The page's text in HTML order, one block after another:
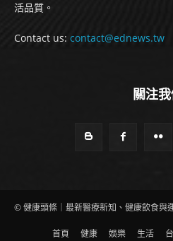
活品質。
Contact us: contact@ednews.tw
關注我
© 健康頭條｜最新醫療新知、健康飲食與
首頁 健康 娛樂 生活